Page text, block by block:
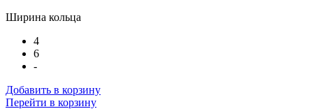
Ширина кольца
4
6
-
Добавить в корзину
Перейти в корзину